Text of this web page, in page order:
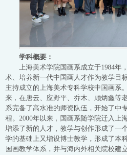
学科概要：
上海美术学院国画系成立于1984年
术、培养新一代中国画人才作为教学目
主持成立的上海美术专科学校中国画系
来，在唐云、应野平、乔木、顾炳鑫等
系完备了高水准的师资队伍，开始了中
程。2000年以来，国画系随学院迁入上
增添了新的人才，教学与创作形成了一
学的基础上又增设博士教学，形成了本
国画教学体系，并与海内外相关院校建